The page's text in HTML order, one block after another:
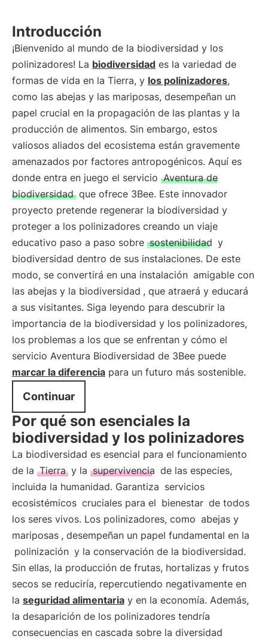
Introducción
¡Bienvenido al mundo de la biodiversidad y los
polinizadores! La biodiversidad es la variedad de
formas de vida en la Tierra, y los polinizadores,
como las abejas y las mariposas, desempeñan un
papel crucial en la propagación de las plantas y la
producción de alimentos. Sin embargo, estos
valiosos aliados del ecosistema están gravemente
amenazados por factores antropogénicos. Aquí es
donde entra en juego el servicio Aventura de
biodiversidad que ofrece 3Bee. Este innovador
proyecto pretende regenerar la biodiversidad y
proteger a los polinizadores creando un viaje
educativo paso a paso sobre sostenibilidad y
biodiversidad dentro de sus instalaciones. De este
modo, se convertirá en una instalación amigable con
las abejas y la biodiversidad , que atraerá y educará
a sus visitantes. Siga leyendo para descubrir la
importancia de la biodiversidad y los polinizadores,
los problemas a los que se enfrentan y cómo el
servicio Aventura Biodiversidad de 3Bee puede
marcar la diferencia para un futuro más sostenible.
Continuar
Por qué son esenciales la
biodiversidad y los polinizadores
La biodiversidad es esencial para el funcionamiento
de la Tierra y la supervivencia de las especies,
incluida la humanidad. Garantiza servicios
ecosistémicos cruciales para el bienestar de todos
los seres vivos. Los polinizadores, como abejas y
mariposas , desempeñan un papel fundamental en la
polinización y la conservación de la biodiversidad.
Sin ellas, la producción de frutas, hortalizas y frutos
secos se reduciría, repercutiendo negativamente en
la seguridad alimentaria y en la economía. Además,
la desaparición de los polinizadores tendría
consecuencias en cascada sobre la diversidad